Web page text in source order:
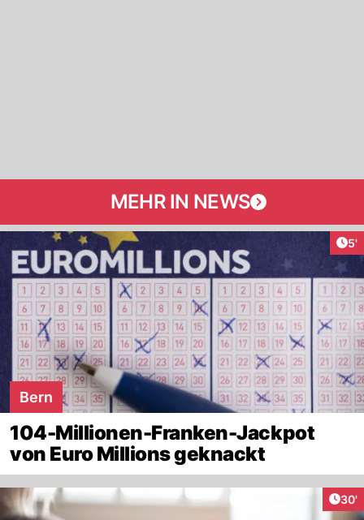
MEHR IN NEWS
5'
Bern
104-Millionen-Franken-Jackpot
von Euro Millions geknackt
30'